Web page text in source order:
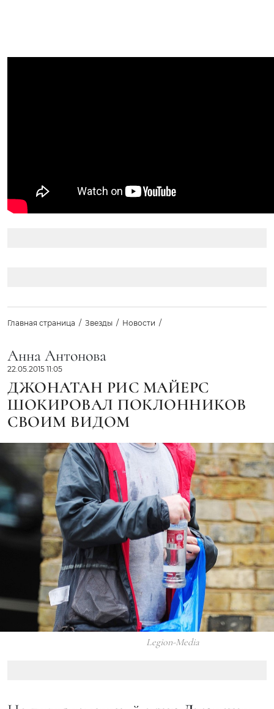
Главная страница Звезды Новости
Анна Антонова
22.05.2015 11:05
ДЖОНАТАН РИС МАЙЕРС
ШОКИРОВАЛ ПОКЛОННИКОВ
СВОИМ ВИДОМ
Legion-Media